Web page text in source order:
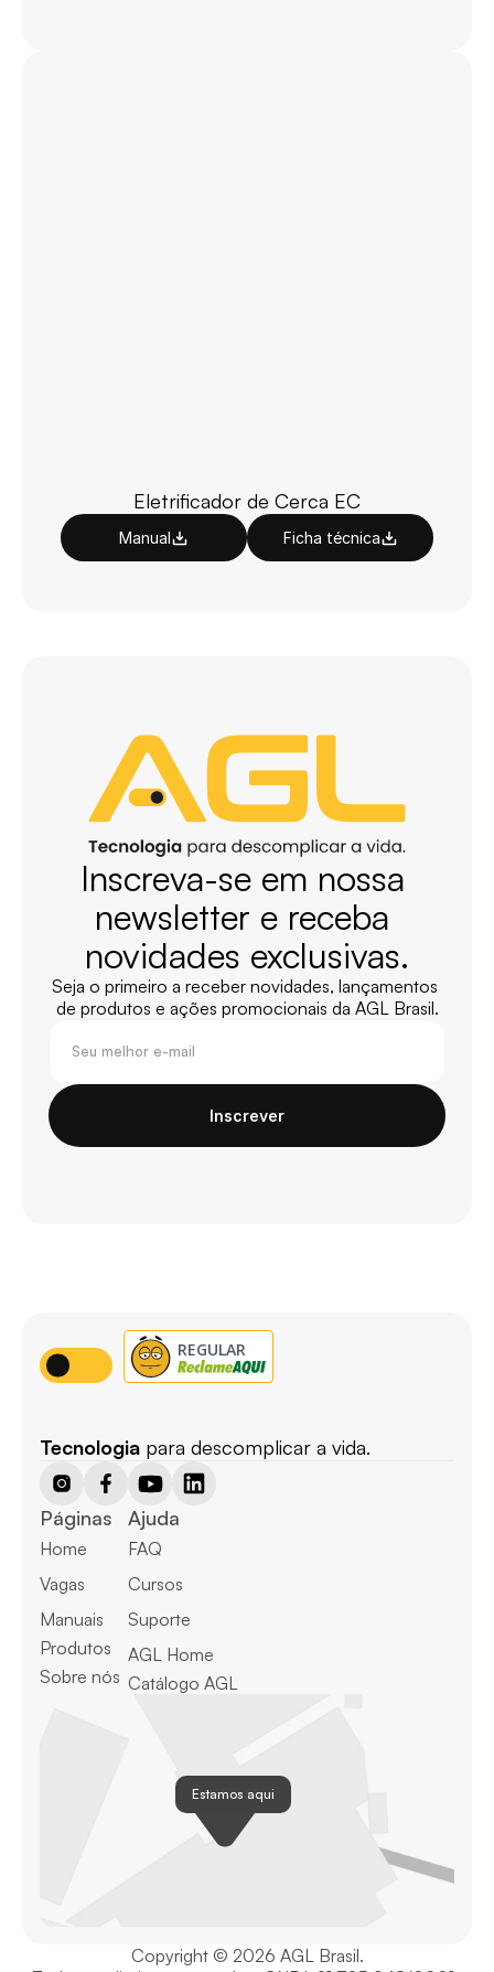
Eletrificador de Cerca EC
Manual Ficha técnica
Inscreva-se em nossa
newsletter e receba
novidades exclusivas.
Seja o primeiro a receber novidades, lançamentos
de produtos e ações promocionais da AGL Brasil.
Inscrever
Tecnologia para descomplicar a vida.
Páginas
Home
Vagas
Manuais
Produtos
Sobre nós
Ajuda
FAQ
Cursos
Suporte
AGL Home
Catálogo AGL
Estamos aqui
Copyright © 2026 AGL Brasil.